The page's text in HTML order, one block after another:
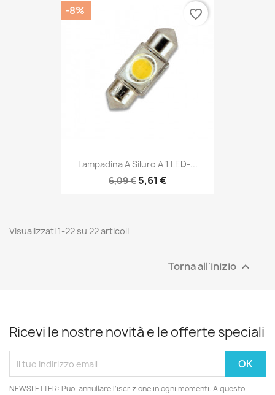
Lampadina A Siluro A 1 LED-...
6,09 € 5,61 €
-8% favorite_border
Visualizzati 1-22 su 22 articoli
Torna all'inizio 
Ricevi le nostre novità e le offerte speciali
NEWSLETTER: Puoi annullare l'iscrizione in ogni momenti. A questo